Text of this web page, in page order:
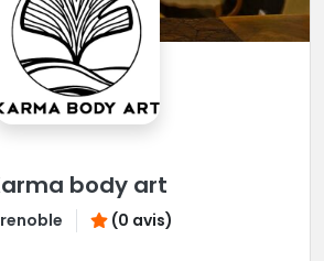
body art
(0 avis)